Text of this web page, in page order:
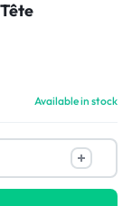
Available in stock